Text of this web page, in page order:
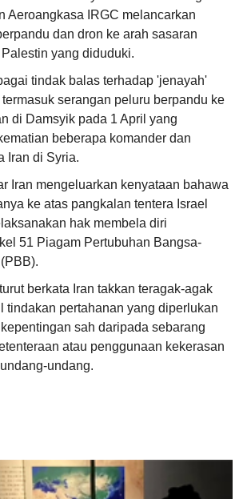
Aeroangkasa IRGC melancarkan
dan dron ke arah sasaran
yang diduduki.
tindak balas terhadap 'jenayah'
serangan peluru berpandu ke
di Damsyik pada 1 April yang
beberapa komander dan
Iran di Syria.
Iran mengeluarkan kenyataan bahawa
ke atas pangkalan tentera Israel
hak membela diri
51 Piagam Pertubuhan Bangsa-
berkata Iran takkan teragak-agak
tindakan pertahanan yang diperlukan
sah daripada sebarang
atau penggunaan kekerasan
undang.